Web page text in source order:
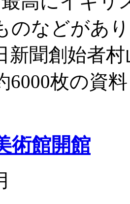
のなどがあ
新聞創始者
6000枚の資
術館開館